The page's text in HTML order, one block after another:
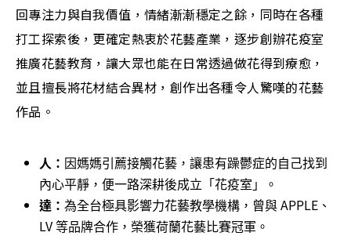
回專注力與自我價值，情緒漸漸穩定之餘，同時在各種
打工探索後，更確定熱衷於花藝產業，逐步創辦花疫室
推廣花藝教育，讓大眾也能在日常透過做花得到療愈，
並且擅長將花材結合異材，創作出各種令人驚嘆的花藝
作品。
人： 因媽媽引薦接觸花藝，讓患有躁鬱症的自己找到
內心平靜，便一路深耕後成立「花疫室」。
達： 為全台極具影響力花藝教學機構，曾與 APPLE、
LV 等品牌合作，榮獲荷蘭花藝比賽冠軍。